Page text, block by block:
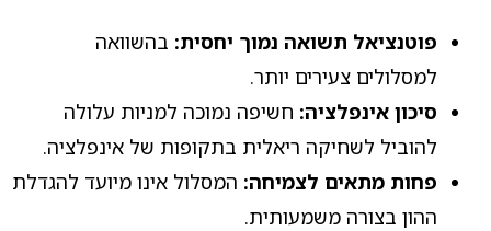
פוטנציאל תשואה נמוך יחסית: בהשוואה
למסלולים צעירים יותר.
סיכון אינפלציה: חשיפה נמוכה למניות עלולה
להוביל לשחיקה ריאלית בתקופות של אינפלציה.
פחות מתאים לצמיחה: המסלול אינו מיועד להגדלת
ההון בצורה משמעותית.